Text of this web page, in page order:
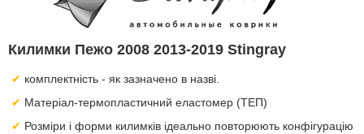
Килимки Пежо 2008 2013-2019 Stingray
комплектність - як зазначено в назві.
Матеріал-термопластичний еластомер (ТЕП)
Розміри і форми килимків ідеально повторюють конфігурацію